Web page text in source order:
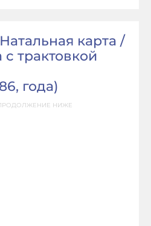
карта /
трактовкой
года)
НИЖЕ